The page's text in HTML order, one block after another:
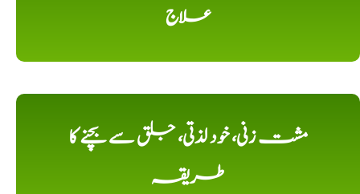
علاج
مشت زنی، خود لذتی، جلق سے بچنے کا
طریقہ